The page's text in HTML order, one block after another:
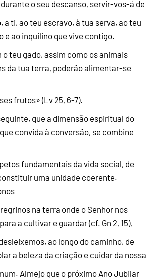
o seu descanso, servir-vos-á de
a ti, ao teu escravo, à tua serva, ao teu
e ao inquilino que vive contigo.
o teu gado, assim como os animais
da tua terra, poderão alimentar-se
frutos» (Lv 25, 6-7).
que a dimensão espiritual do
convida à conversão, se combine
fundamentais da vida social, de
uma unidade coerente.
na terra onde o Senhor nos
a cultivar e guardar (cf. Gn 2, 15),
ao longo do caminho, de
a beleza da criação e cuidar da nossa
Almejo que o próximo Ano Jubilar